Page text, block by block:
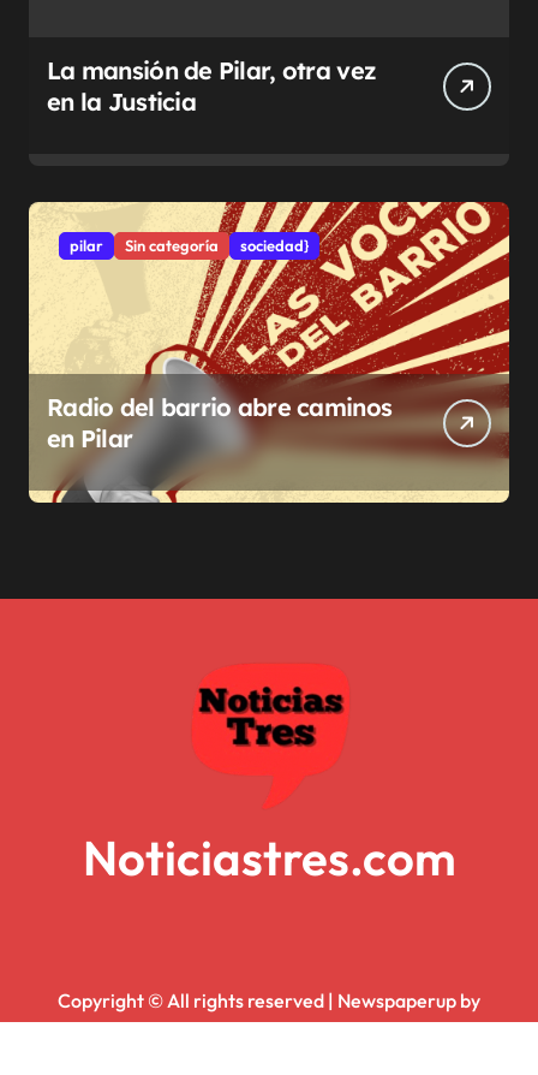
La mansión de Pilar, otra vez
en la Justicia
pilar Sin categoría sociedad}
Radio del barrio abre caminos
en Pilar
Noticiastres.com
Copyright © All rights reserved | Newspaperup by